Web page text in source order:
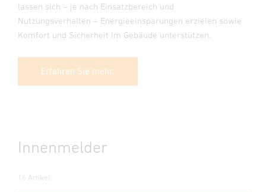
lassen sich – je nach Einsatzbereich und
Nutzungsverhalten – Energieeinsparungen erzielen sowie
Komfort und Sicherheit im Gebäude unterstützen.
Erfahren Sie mehr.
Innenmelder
16 Artikel